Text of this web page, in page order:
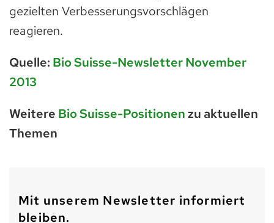
gezielten Verbesserungsvorschlägen
reagieren.
Quelle: Bio Suisse-Newsletter November
2013
Weitere Bio Suisse-Positionenzu aktuellen
Themen
Mit unserem Newsletter informiert
bleiben.